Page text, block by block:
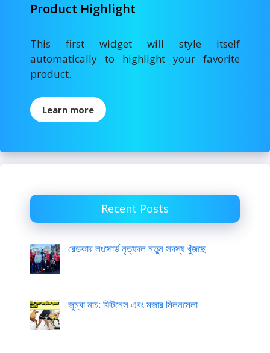
Product Highlight
This first widget will style itself
automatically to highlight your favorite
product.
Learn more
Recent Posts
রেডকার লংসোর্ড নৃত্যদল নতুন সদস্য খুঁজছে
জুম্বা নাচ: ফিটনেস এবং মজার মিলনমেলা